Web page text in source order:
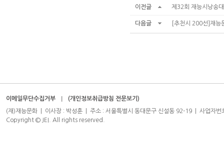
이전글 제32회 재능시낭송
다음글 [추천시 200선]재능
이메일무단수집거부 (개인정보취급방침 전문보기)
(재)재능문화 | 이사장 : 박성훈 | 주소 : 서울특별시 동대문구 신설동 92-19 | 사
Copyright © JEI. All rights reserved.